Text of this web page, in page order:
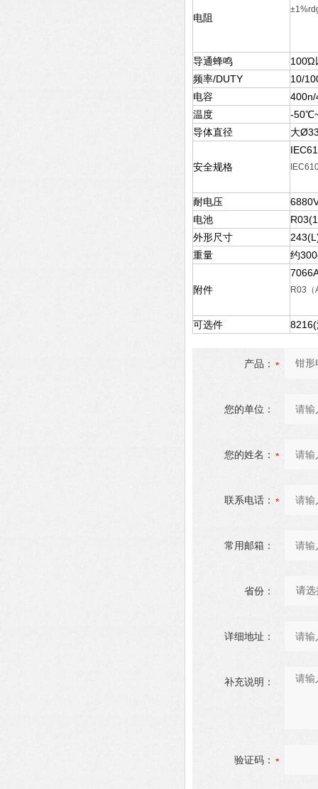
电阻
导通蜂鸣
100Ώ
频率/DUTY
10/
电容
400n/
温度
-
导体直径
大
安全规格
耐电压
电池
外形尺寸
重量
约
附件 R03
可选件
产品：
您的单位：
您的姓名：
联系电话：
常用邮箱：
省份：
详细地址：
补充说明：
验证码：